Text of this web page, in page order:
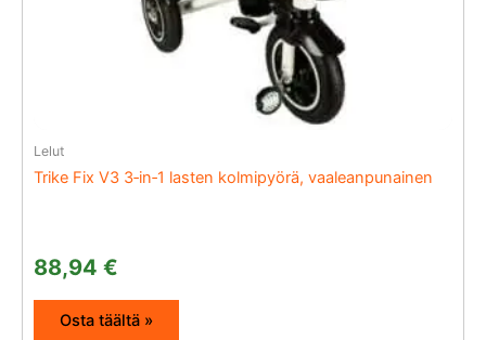
Lelut
Trike Fix V3 3‑in‑1 lasten kolmipyörä, vaaleanpunainen
88,94 €
Osta täältä »